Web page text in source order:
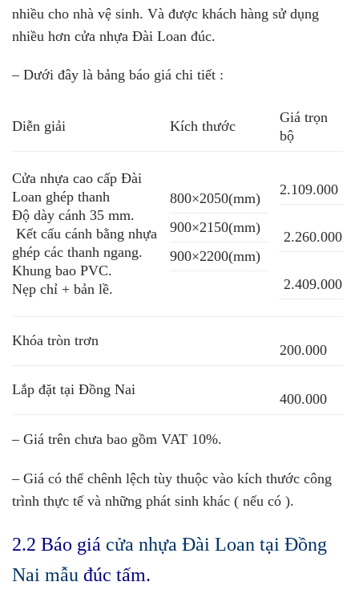
nhiều cho nhà vệ sinh. Và được khách hàng sử dụng
nhiều hơn cửa nhựa Đài Loan đúc.
– Dưới đây là bảng báo giá chi tiết :
Diễn giải Kích thước
Giá trọn
bộ
Cửa nhựa cao cấp Đài
Loan ghép thanh
Độ dày cánh 35 mm.
Kết cấu cánh bằng nhựa
ghép các thanh ngang.
Khung bao PVC.
Nẹp chỉ + bản lề.
800×2050(mm)
900×2150(mm)
900×2200(mm)
2.109.000
2.260.000
2.409.000
Khóa tròn trơn
200.000
Lắp đặt tại Đồng Nai
400.000
– Giá trên chưa bao gồm VAT 10%.
– Giá có thể chênh lệch tùy thuộc vào kích thước công
trình thực tế và những phát sinh khác ( nếu có ).
2.2 Báo giá cửa nhựa Đài Loan tại Đồng
Nai mẫu đúc tấm.